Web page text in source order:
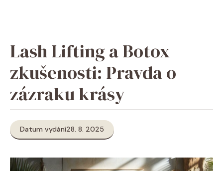
Lash Lifting a Botox
zkušenosti: Pravda o
zázraku krásy
Datum vydání28. 8. 2025